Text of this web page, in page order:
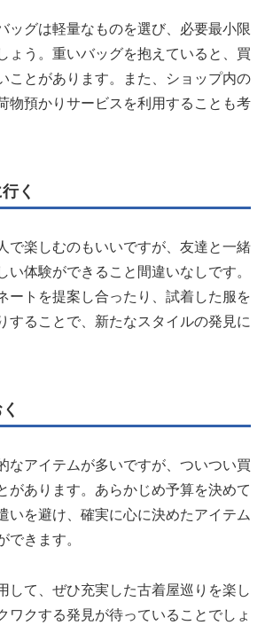
ッグは軽量なものを選び、必要最小限
ょう。重いバッグを抱えていると、買
ことがあります。また、ショップ内の
物預かりサービスを利用することも考
く
で楽しむのもいいですが、友達と一緒
い体験ができること間違いなしです。
ートを提案し合ったり、試着した服を
することで、新たなスタイルの発見に
なアイテムが多いですが、ついつい買
があります。あらかじめ予算を決めて
いを避け、確実に心に決めたアイテム
できます。
して、ぜひ充実した古着屋巡りを楽し
ワクする発見が待っていることでしょ